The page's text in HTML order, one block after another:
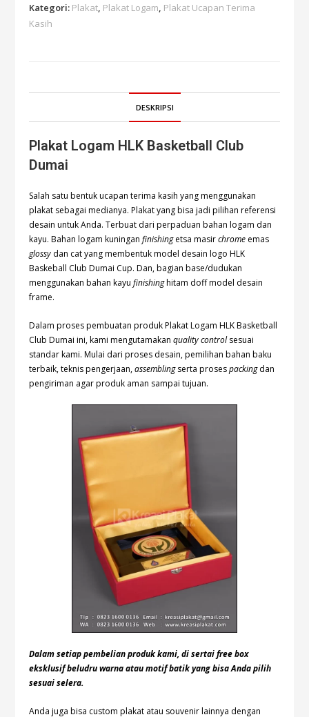
Kategori: Plakat, Plakat Logam, Plakat Ucapan Terima
Kasih
DESKRIPSI
Plakat Logam HLK Basketball Club
Dumai
Salah satu bentuk ucapan terima kasih yang menggunakan
plakat sebagai medianya. Plakat yang bisa jadi pilihan referensi
desain untuk Anda. Terbuat dari perpaduan bahan logam dan
kayu. Bahan logam kuninganfinishingetsa masirchrome emas
glossy dan cat yang membentuk model desain logo HLK
Baskeball Club Dumai Cup. Dan, bagian base/dudukan
menggunakan bahan kayufinishinghitam doff model desain
frame.
Dalam proses pembuatan produk Plakat Logam HLK Basketball
Club Dumai ini, kami mengutamakanquality controlsesuai
standar kami. Mulai dari proses desain, pemilihan bahan baku
terbaik, teknis pengerjaan,assemblingserta prosespackingdan
pengiriman agar produk aman sampai tujuan.
Dalam setiap pembelian produk kami, di sertai free box
eksklusif beludru warna atau motif batik yang bisa Anda pilih
sesuai selera.
Anda juga bisa custom plakat atau souvenir lainnya dengan